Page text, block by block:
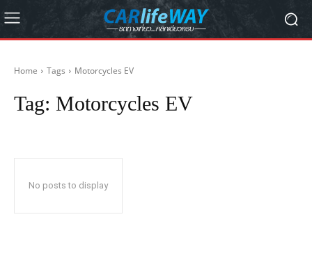
Home Tags Motorcycles EV
Tag: Motorcycles EV
No posts to display